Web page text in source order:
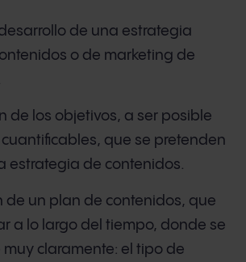
de una estrategia
o de marketing de
de los objetivos, a ser posible
cuantificables, que se pretenden
estrategia de contenidos.
de un plan de contenidos, que
a lo largo del tiempo, donde se
claramente: el tipo de